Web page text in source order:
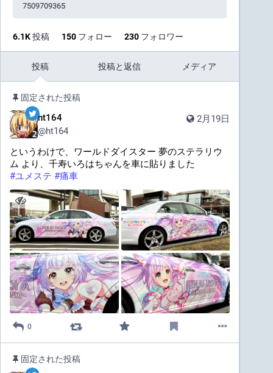
7509709365
6.1K投稿 150 フォロー 230 フォロワー
投稿 投稿と返信 メディア
固定された投稿
2月19日
ht164
@ht164
というわけで、ワールドダイスター 夢のステラリウ
ム より、千寿いろはちゃんを車に貼りました
#ユメステ #痛車
0
固定された投稿